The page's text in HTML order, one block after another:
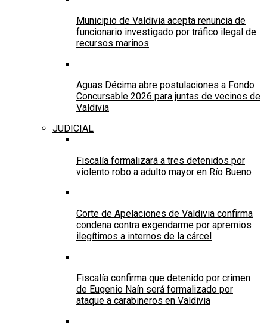
Municipio de Valdivia acepta renuncia de
funcionario investigado por tráfico ilegal de
recursos marinos
Aguas Décima abre postulaciones a Fondo
Concursable 2026 para juntas de vecinos de
Valdivia
JUDICIAL
Fiscalía formalizará a tres detenidos por
violento robo a adulto mayor en Río Bueno
Corte de Apelaciones de Valdivia confirma
condena contra exgendarme por apremios
ilegítimos a internos de la cárcel
Fiscalía confirma que detenido por crimen
de Eugenio Naín será formalizado por
ataque a carabineros en Valdivia